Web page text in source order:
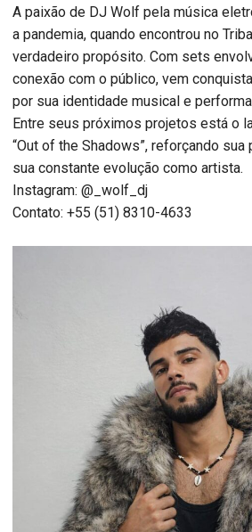
A paixão de DJ Wolf pela música
a pandemia, quando encontrou no
verdadeiro propósito. Com sets
conexão com o público, vem
por sua identidade musical e
Entre seus próximos projetos está o
“Out of the Shadows”, reforçando
sua constante evolução como artista.
Instagram: @_wolf_dj
Contato: +55 (51) 8310-4633